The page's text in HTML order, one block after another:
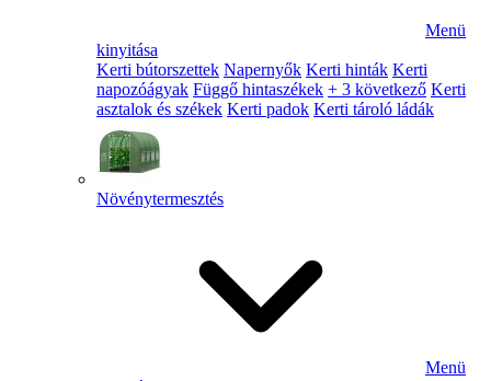
Menü
kinyitása
Kerti bútorszettek Napernyők Kerti hinták Kerti
napozóágyak Függő hintaszékek + 3 következő Kerti
asztalok és székek Kerti padok Kerti tároló ládák
Növénytermesztés
Menü